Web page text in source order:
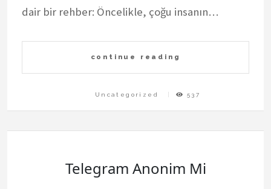
dair bir rehber: Öncelikle, çoğu insanın…
continue reading
Uncategorized 537
Telegram Anonim Mi